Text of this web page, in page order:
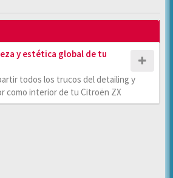
y estética global de tu
todos los trucos del detailing y
como interior de tu Citroën ZX